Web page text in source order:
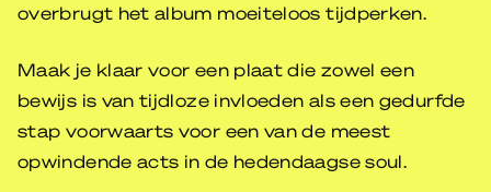
overbrugt het album moeiteloos tijdperken.
Maak je klaar voor een plaat die zowel een
bewijs is van tijdloze invloeden als een gedurfde
stap voorwaarts voor een van de meest
opwindende acts in de hedendaagse soul.